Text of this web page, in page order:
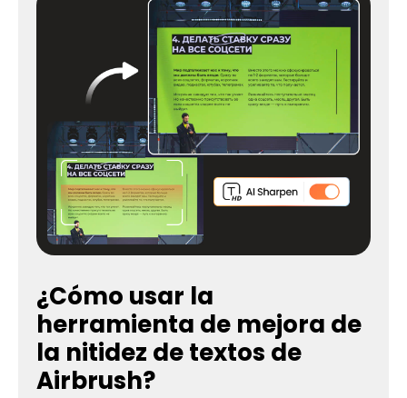
¿Cómo usar la
herramienta de mejora de
la nitidez de textos de
Airbrush?